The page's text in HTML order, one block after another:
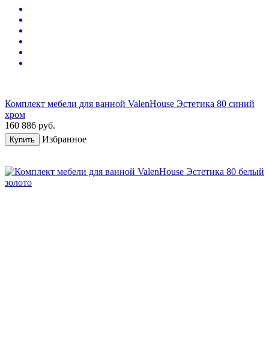
Комплект мебели для ванной ValenHouse Эстетика 80 синий
хром
160 886 руб.
Купить Избранное